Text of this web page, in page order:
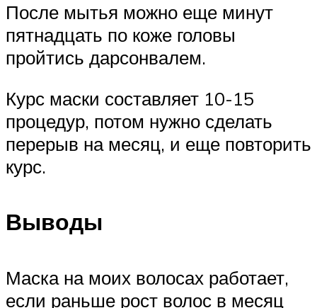
После мытья можно еще минут
пятнадцать по коже головы
пройтись дарсонвалем.
Курс маски составляет 10-15
процедур, потом нужно сделать
перерыв на месяц, и еще повторить
курс.
Выводы
Маска на моих волосах работает,
если раньше рост волос в месяц